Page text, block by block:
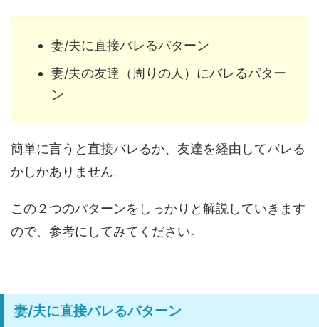
妻/夫に直接バレるパターン
妻/夫の友達（周りの人）にバレるパター
ン
簡単に言うと直接バレるか、友達を経由してバレる
かしかありません。
この２つのパターンをしっかりと解説していきます
ので、参考にしてみてください。
妻/夫に直接バレるパターン